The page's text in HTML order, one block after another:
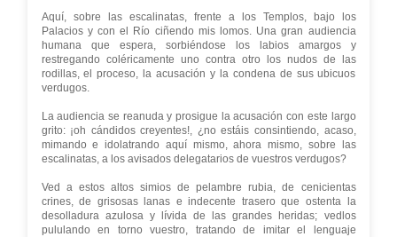
Aquí, sobre las escalinatas, frente a los Templos, bajo los
Palacios y con el Río ciñendo mis lomos. Una gran audiencia
humana que espera, sorbiéndose los labios amargos y
restregando coléricamente uno contra otro los nudos de las
rodillas, el proceso, la acusación y la condena de sus ubicuos
verdugos.
La audiencia se reanuda y prosigue la acusación con este largo
grito: ¡oh cándidos creyentes!, ¿no estáis consintiendo, acaso,
mimando e idolatrando aquí mismo, ahora mismo, sobre las
escalinatas, a los avisados delegatarios de vuestros verdugos?
Ved a estos altos simios de pelambre rubia, de cenicientas
crines, de grisosas lanas e indecente trasero que ostenta la
desolladura azulosa y lívida de las grandes heridas; vedlos
pululando en torno vuestro, tratando de imitar el lenguaje